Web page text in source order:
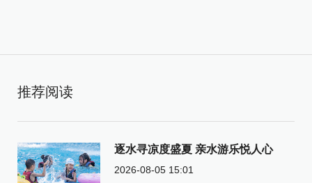
推荐阅读
逐水寻凉度盛夏 亲水游乐悦人心
2026-08-05 15:01